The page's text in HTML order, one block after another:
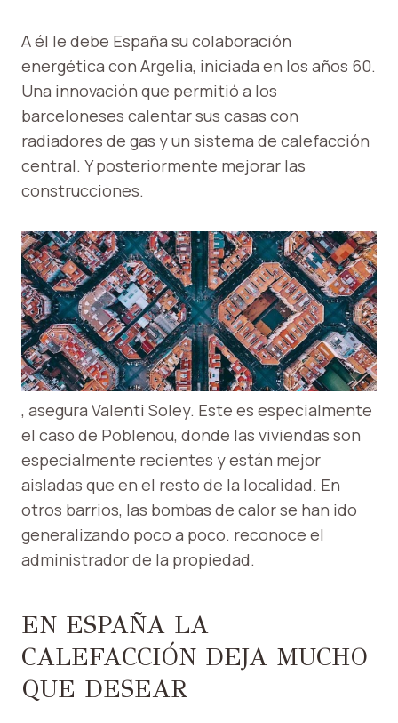
A él le debe España su colaboración
energética con Argelia, iniciada en los años 60.
Una innovación que permitió a los
barceloneses calentar sus casas con
radiadores de gas y un sistema de calefacción
central. Y posteriormente mejorar las
construcciones.
, asegura Valenti Soley. Este es especialmente
el caso de Poblenou, donde las viviendas son
especialmente recientes y están mejor
aisladas que en el resto de la localidad. En
otros barrios, las bombas de calor se han ido
generalizando poco a poco. reconoce el
administrador de la propiedad.
EN ESPAÑA LA
CALEFACCIÓN DEJA MUCHO
QUE DESEAR